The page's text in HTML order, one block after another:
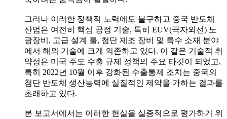
그러나 이러한 정책적 노력에도 불구하고 중국 반도체
산업은 여전히 핵심 공정 기술, 특히 EUV(극자외선) 노
광장비, 고급 설계 툴, 첨단 제조 장비 및 특수 소재 분야
에서 해외 기술에 크게 의존하고 있다. 이 같은 기술적 취
약성은 미국 주도 수출 규제 정책의 주요 타깃이 되었고,
특히 2022년 10월 이후 강화된 수출통제 조치는 중국의
첨단 반도체 생산능력에 실질적인 제약을 가하는 결과를
초래하고 있다.
본 보고서에서는 이러한 현실을 실증적으로 평가하기 위